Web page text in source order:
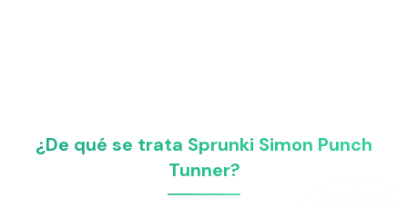
¿De qué se trata Sprunki Simon Punch
Tunner?